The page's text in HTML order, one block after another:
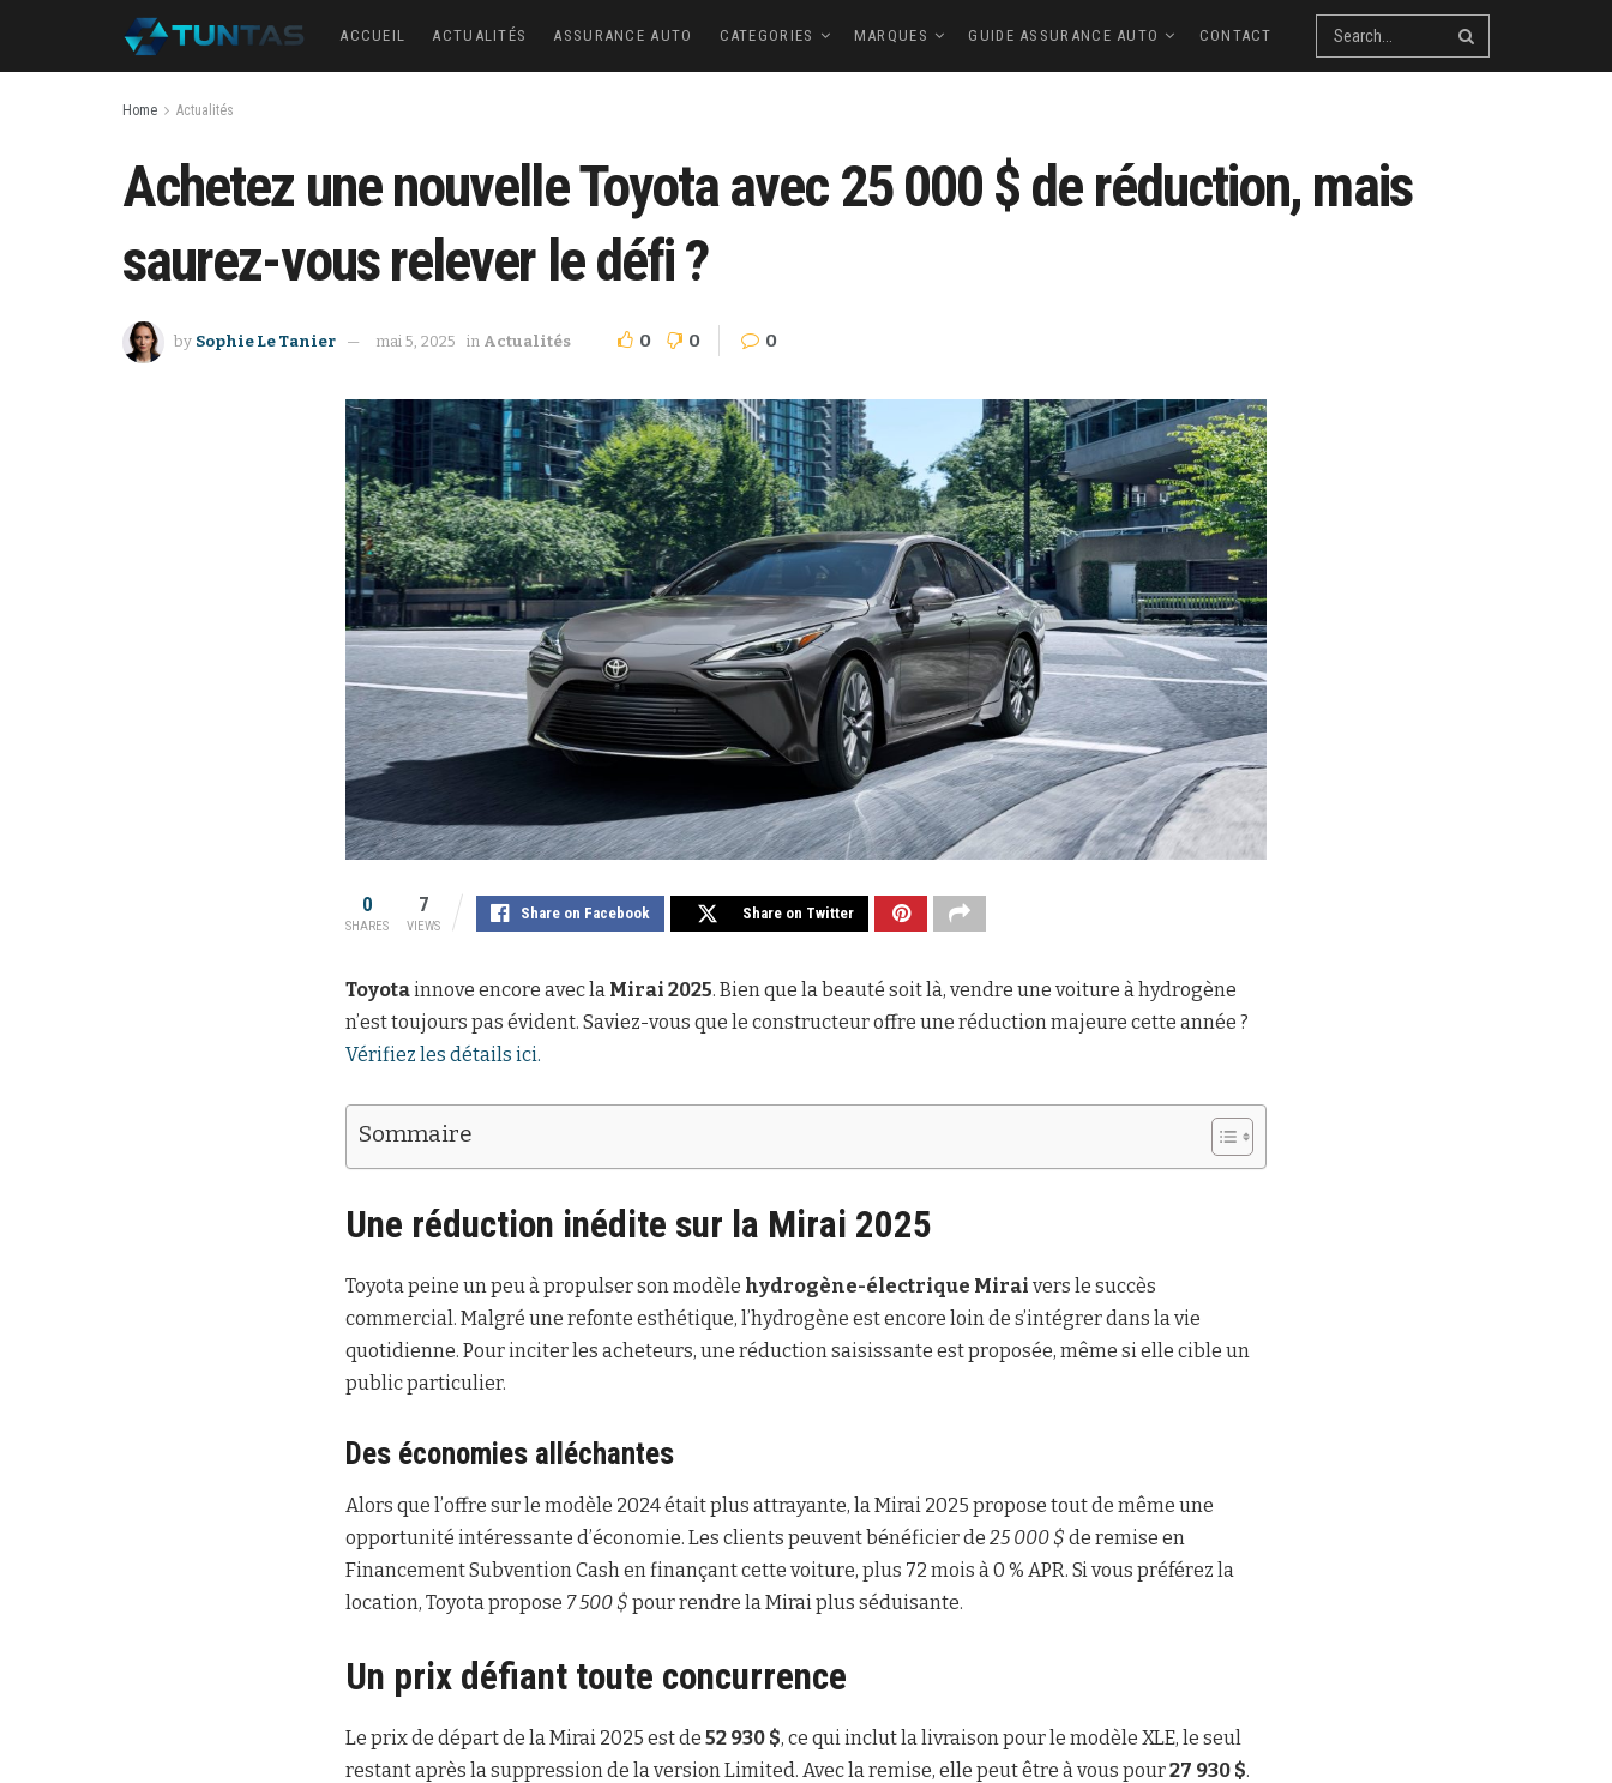
ACCUEIL ACTUALITÉS ASSURANCE AUTO CATEGORIES MARQUES GUIDE ASSURANCE AUTO CONTACT
Home Actualités
Achetez une nouvelle Toyota avec 25 000 $ de réduction, mais
saurez-vous relever le défi ?
by Sophie Le Tanier mai 5, 2025 in Actualités 0 0 0
0
SHARES
7
VIEWS
Share on Facebook Share on Twitter
Toyotainnove encore avec la Mirai 2025. Bien que la beauté soit là, vendre une voiture à hydrogène
n’est toujours pas évident. Saviez-vous que le constructeur offre une réduction majeure cette année ?
Vérifiez les détails ici.
Sommaire
Une réduction inédite sur la Mirai 2025
Toyota peine un peu à propulser son modèle hydrogène-électrique Mirai vers le succès
commercial. Malgré une refonte esthétique, l’hydrogène est encore loin de s’intégrer dans la vie
quotidienne. Pour inciter les acheteurs, une réduction saisissante est proposée, même si elle cible un
public particulier.
Des économies alléchantes
Alors que l’offre sur le modèle 2024 était plus attrayante, la Mirai 2025 propose tout de même une
opportunité intéressante d’économie. Les clients peuvent bénéficier de 25 000 $ de remise en
Financement Subvention Cash en finançant cette voiture, plus 72 mois à 0 % APR. Si vous préférez la
location, Toyota propose 7 500 $ pour rendre la Mirai plus séduisante.
Un prix défiant toute concurrence
Le prix de départ de la Mirai 2025 est de 52 930 $, ce qui inclut la livraison pour le modèle XLE, le seul
restant après la suppression de la version Limited. Avec la remise, elle peut être à vous pour27 930 $.